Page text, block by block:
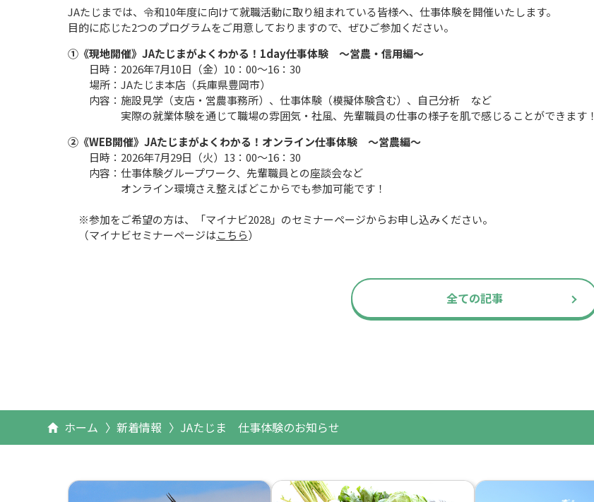
JAたじまでは、令和10年度に向けて就職活動に取り組まれている皆様へ、仕事体験を開催いたします。
目的に応じた2つのプログラムをご用意しておりますので、ぜひご参加ください。
①《現地開催》JAたじまがよくわかる！1day仕事体験 ～営農・信用編～
日時：2026年7月10日（金）10：00～16：30
場所：JAたじま本店（兵庫県豊岡市）
内容：施設見学（支店・営農事務所）、仕事体験（模擬体験含む）、自己分析 など
実際の就業体験を通じて職場の雰囲気・社風、先輩職員の仕事の様子を肌で感じることができます！
②《WEB開催》JAたじまがよくわかる！オンライン仕事体験 ～営農編～
日時：2026年7月29日（火）13：00～16：30
内容：仕事体験グループワーク、先輩職員との座談会など
オンライン環境さえ整えばどこからでも参加可能です！
※参加をご希望の方は、「マイナビ2028」のセミナーページからお申し込みください。
（マイナビセミナーページはこちら）
全ての記事
ホーム 新着情報 JAたじま 仕事体験のお知らせ